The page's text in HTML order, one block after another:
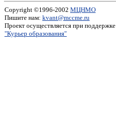
Copyright ©1996-2002 МЦНМО
Пишите нам: kvant@mccme.ru
Проект осуществляется при поддержке
"Курьер образования"